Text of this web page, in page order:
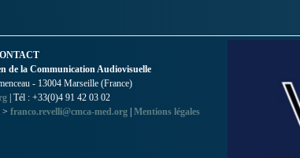
de la Communication Audiovisuelle
- 13004 Marseille (France)
| Tél : +33(0)4 91 42 03 02
> franco.revelli@cmca-med.org | Mentions légales